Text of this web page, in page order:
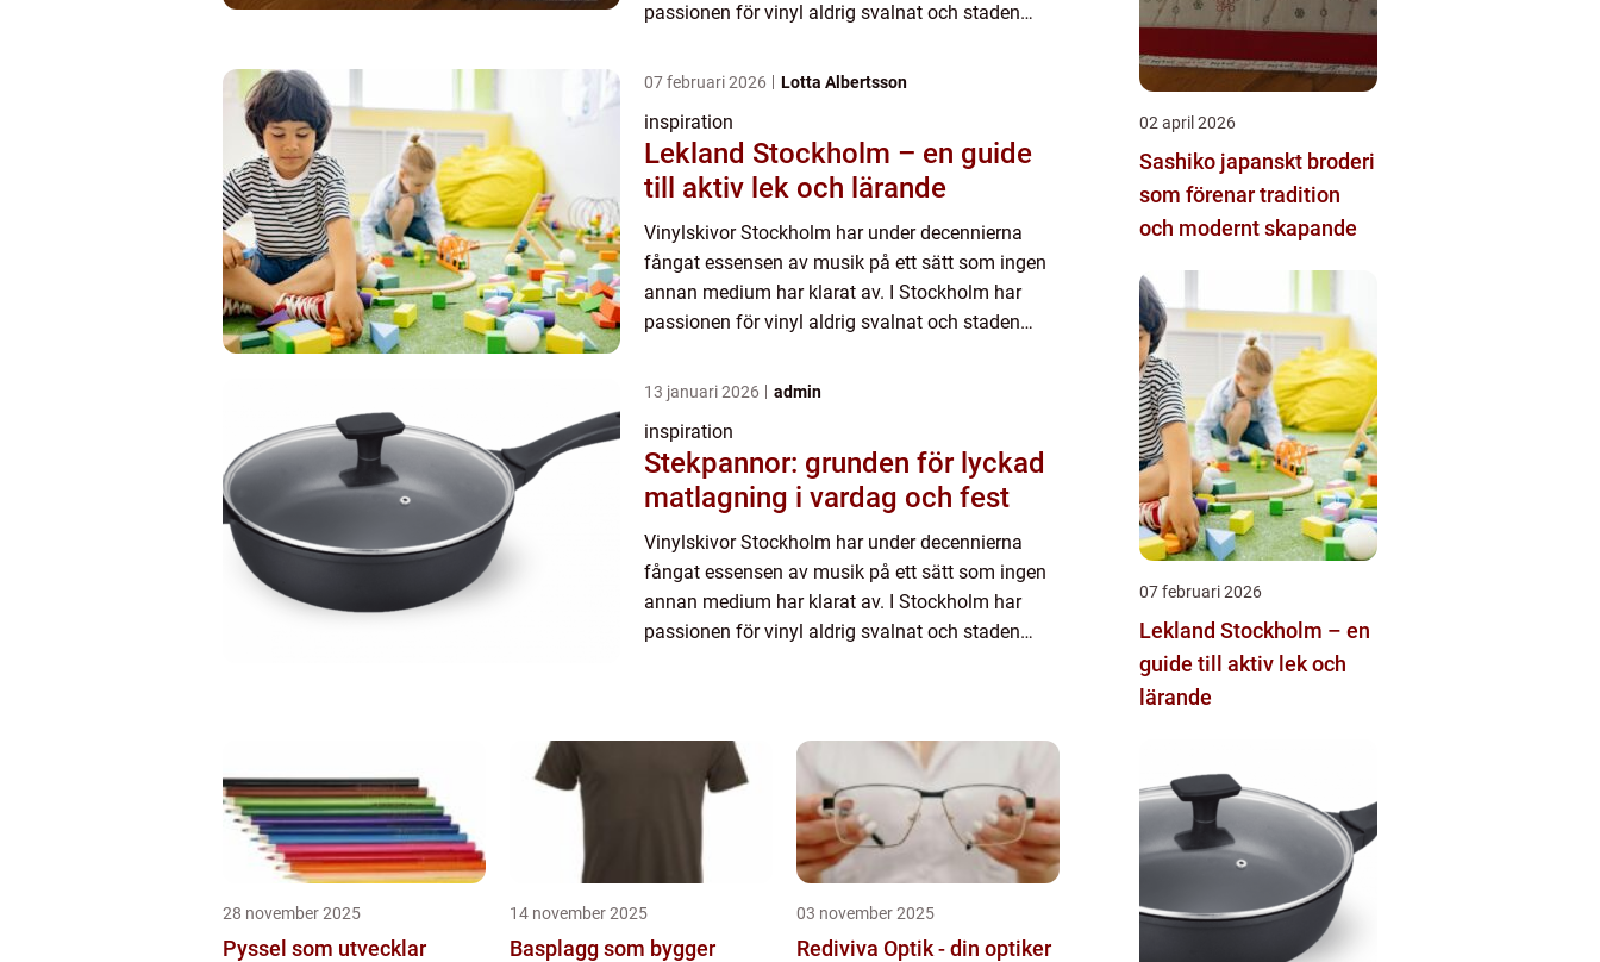
passionen för vinyl aldrig svalnat och staden
07 februari 2026 Lotta Albertsson
inspiration
Lekland Stockholm – en guide
till aktiv lek och lärande
Vinylskivor Stockholm har under decennierna
fångat essensen av musik på ett sätt som ingen
annan medium har klarat av. I Stockholm har
passionen för vinyl aldrig svalnat och staden
13 januari 2026 admin
inspiration
Stekpannor: grunden för lyckad
matlagning i vardag och fest
Vinylskivor Stockholm har under decennierna
fångat essensen av musik på ett sätt som ingen
annan medium har klarat av. I Stockholm har
passionen för vinyl aldrig svalnat och staden
28 november 2025
Pyssel som utvecklar
14 november 2025
Basplagg som bygger
03 november 2025
Rediviva Optik - din optiker
02 april 2026
Sashiko japanskt broderi
som förenar tradition
och modernt skapande
07 februari 2026
Lekland Stockholm – en
guide till aktiv lek och
lärande